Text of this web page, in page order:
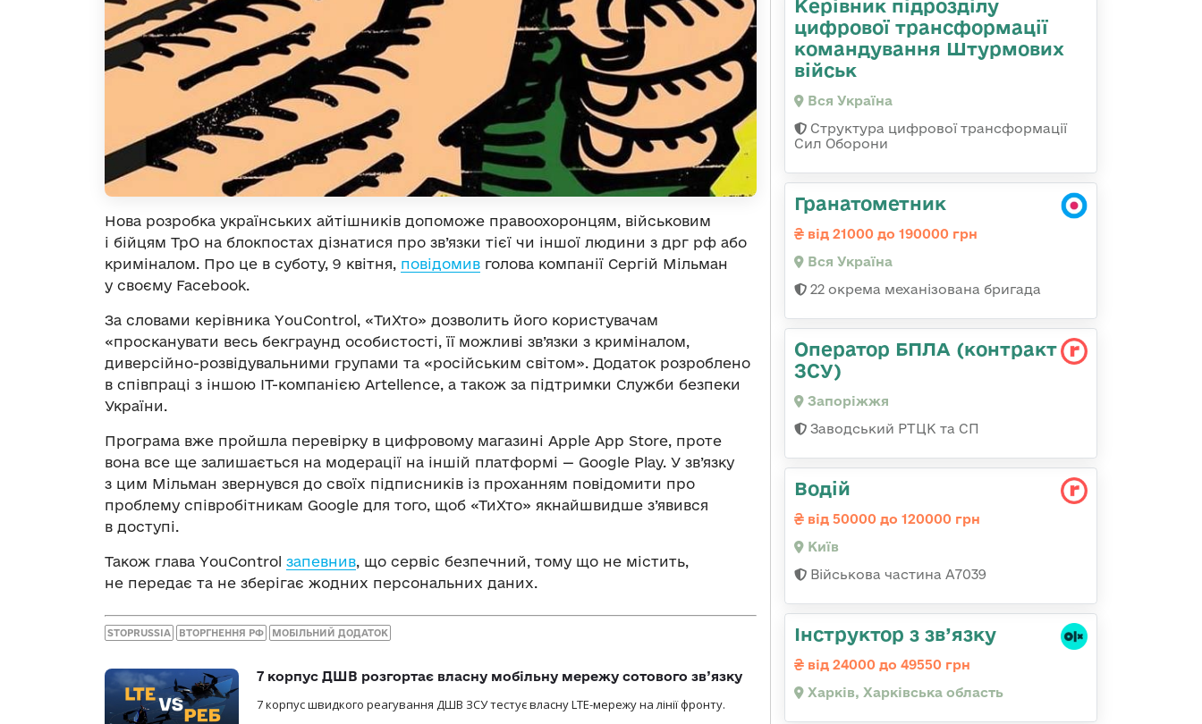
Нова розробка українських айтішників допоможе правоохоронцям, військовим
і бійцям ТрО на блокпостах дізнатися про зв’язки тієї чи іншої людини з дрг рф або
криміналом. Про це в суботу, 9 квітня, повідомив голова компанії Сергій Мільман
у своєму Facebook.
За словами керівника YouControl, «ТиХто» дозволить його користувачам
«просканувати весь бекграунд особистості, її можливі зв’язки з криміналом,
диверсійно-розвідувальними групами та «російським світом». Додаток розроблено
в співпраці з іншою IT-компанією Artellence, а також за підтримки Служби безпеки
України.
Програма вже пройшла перевірку в цифровому магазині Apple App Store, проте
вона все ще залишається на модерації на іншій платформі — Google Play. У зв’язку
з цим Мільман звернувся до своїх підписників із проханням повідомити про
проблему співробітникам Google для того, щоб «ТиХто» якнайшвидше з’явився
в доступі.
Також глава YouControl запевнив, що сервіс безпечний, тому що не містить,
не передає та не зберігає жодних персональних даних.
STOPRUSSIA ВТОРГНЕННЯ РФ МОБІЛЬНИЙ ДОДАТОК
7 корпус ДШВ розгортає власну мобільну мережу сотового зв’язку
7 корпус швидкого реагування ДШВ ЗСУ тестує власну LTE-мережу на лінії фронту.
Керівник підрозділу
цифрової трансформації
командування Штурмових
військ
Вся Україна
Структура цифрової трансформації
Сил Оборони
Гранатометник
від 21000 до 190000 грн
Вся Україна
22 окрема механізована бригада
Оператор БПЛА (контракт
ЗСУ)
Запоріжжя
Заводський РТЦК та СП
Водій
від 50000 до 120000 грн
Київ
Військова частина А7039
Інструктор з зв’язку
від 24000 до 49550 грн
Харків, Харківська область